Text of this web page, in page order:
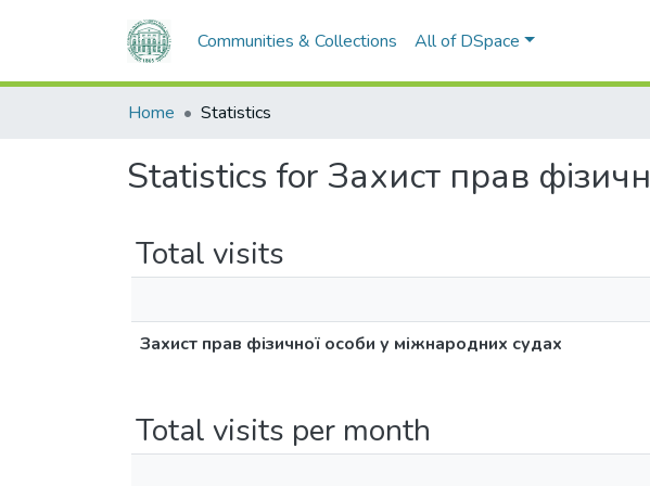
Communities & Collections All of DSpace
Home Statistics
Statistics for Захист прав
Total visits
Захист прав фізичної особи у міжнародних судах
Total visits per month